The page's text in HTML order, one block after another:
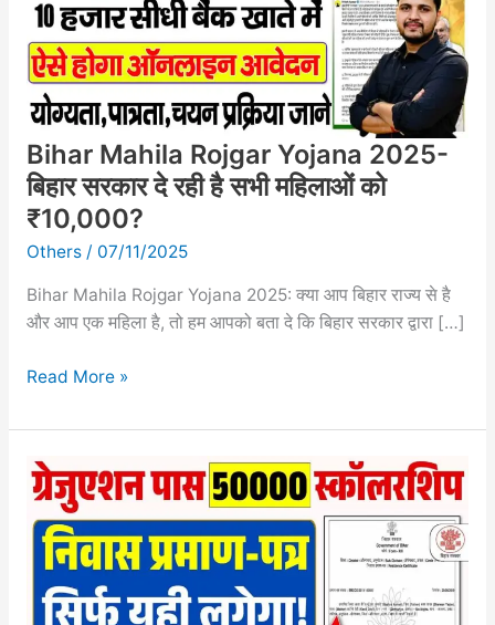
Bihar Mahila Rojgar Yojana 2025-
बिहार सरकार दे रही है सभी महिलाओं को
₹10,000?
Others/ 07/11/2025
Bihar Mahila Rojgar Yojana 2025: क्या आप बिहार राज्य से है
और आप एक महिला है, तो हम आपको बता दे कि बिहार सरकार द्वारा […]
बिहार
सरकार
दे
रही
है
सभी
महिलाओं
को
₹10,000?
Read More »
Praman
Patra
For
Graduation
Scholarship:
स्नातक